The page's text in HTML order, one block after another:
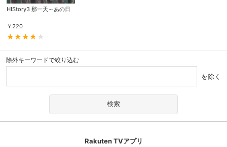
HIStory3 那一天～あの日
￥ 220
除外キーワードで絞り込む
を除く
Rakuten TVアプリ